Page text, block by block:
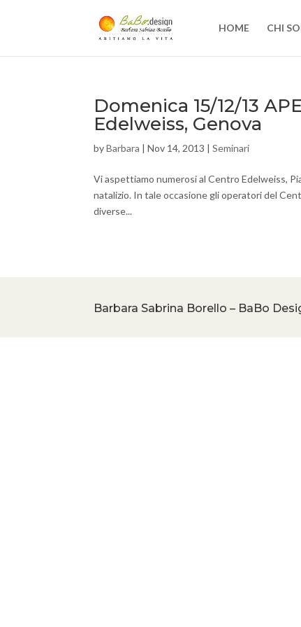
HOME CHI
Domenica 15/12/13
Edelweiss, Genova
byBarbara |Nov 14, 2013 |Seminari
Vi aspettiamo numerosi al Centro Edelweiss,
natalizio. In tale occasione gli operatori del
diverse...
Barbara Sabrina Borello – BaBo